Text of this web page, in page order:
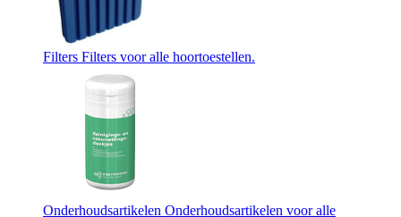
Filters Filters voor alle hoortoestellen.
Onderhoudsartikelen Onderhoudsartikelen voor alle